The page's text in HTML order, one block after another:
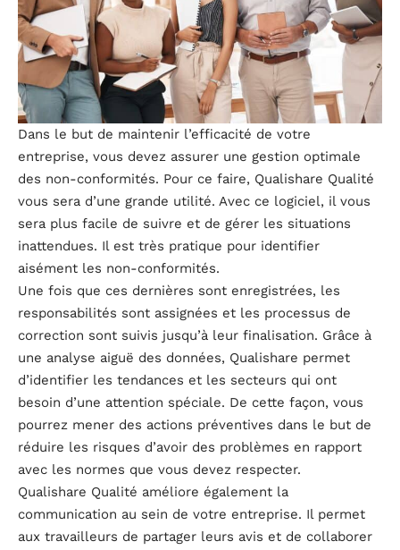
Dans le but de maintenir l’efficacité de votre
entreprise, vous devez assurer une gestion optimale
des non-conformités. Pour ce faire, Qualishare Qualité
vous sera d’une grande utilité. Avec ce logiciel, il vous
sera plus facile de suivre et de gérer les situations
inattendues. Il est très pratique pour identifier
aisément les non-conformités.
Une fois que ces dernières sont enregistrées, les
responsabilités sont assignées et les processus de
correction sont suivis jusqu’à leur finalisation. Grâce à
une analyse aiguë des données, Qualishare permet
d’identifier les tendances et les secteurs qui ont
besoin d’une attention spéciale. De cette façon, vous
pourrez mener des actions préventives dans le but de
réduire les risques d’avoir des problèmes en rapport
avec les normes que vous devez respecter.
Qualishare Qualité améliore également la
communication au sein de votre entreprise. Il permet
aux travailleurs de partager leurs avis et de collaborer